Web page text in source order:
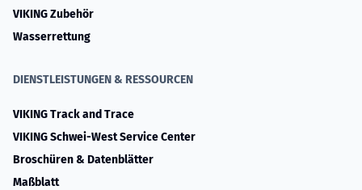
VIKING Zubehör
Wasserrettung
DIENSTLEISTUNGEN & RESSOURCEN
VIKING Track and Trace
VIKING Schwei-West Service Center
Broschüren & Datenblätter
Maßblatt